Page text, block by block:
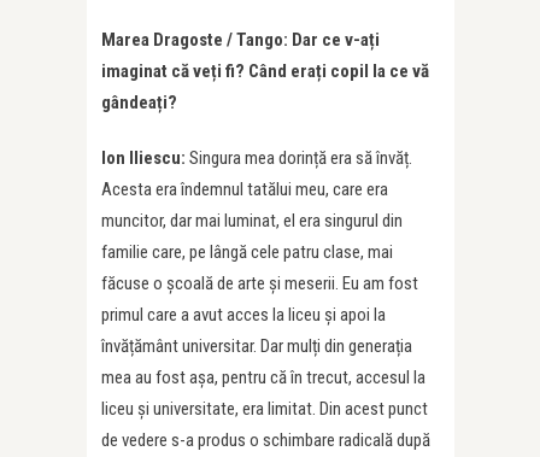
Marea Dragoste / Tango: Dar ce v-ați
imaginat că veți fi? Când erați copil la ce vă
gândeați?
Ion Iliescu: Singura mea dorință era să învăț.
Acesta era îndemnul tatălui meu, care era
muncitor, dar mai luminat, el era singurul din
familie care, pe lângă cele patru clase, mai
făcuse o școală de arte și meserii. Eu am fost
primul care a avut acces la liceu și apoi la
învățământ universitar. Dar mulți din generația
mea au fost așa, pentru că în trecut, accesul la
liceu și universitate, era limitat. Din acest punct
de vedere s-a produs o schimbare radicală după